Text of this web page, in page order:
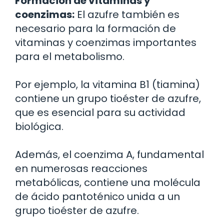
coenzimas: El azufre también es
necesario para la formación de
vitaminas y coenzimas importantes
para el metabolismo.
Por ejemplo, la vitamina B1 (tiamina)
contiene un grupo tioéster de azufre,
que es esencial para su actividad
biológica.
Además, el coenzima A, fundamental
en numerosas reacciones
metabólicas, contiene una molécula
de ácido pantoténico unida a un
grupo tioéster de azufre.